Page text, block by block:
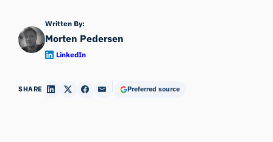
Written By:
Morten Pedersen
LinkedIn
SHARE Preferred source